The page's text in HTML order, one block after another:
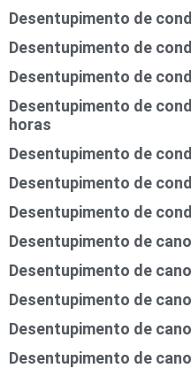
Desentupimento de
Desentupimento de
Desentupimento de
Desentupimento de
horas
Desentupimento de
Desentupimento de
Desentupimento de
Desentupimento de
Desentupimento de
Desentupimento de
Desentupimento de
Desentupimento de